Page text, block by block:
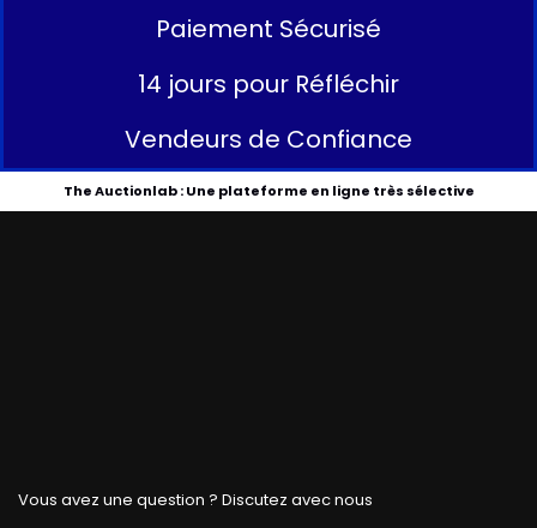
Paiement Sécurisé
14 jours pour Réfléchir
Vendeurs de Confiance
The Auctionlab : Une plateforme en ligne très sélective
Vous avez une question ? Discutez avec nous